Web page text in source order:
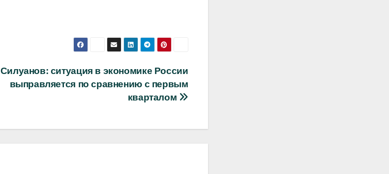
Силуанов: ситуация в экономике России
выправляется по сравнению с первым
кварталом